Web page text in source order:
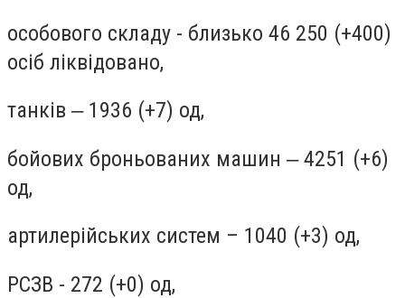
особового складу - близько 46 250 (+400)
осіб ліквідовано,
танків ‒ 1936 (+7) од,
бойових броньованих машин ‒ 4251 (+6)
од,
артилерійських систем – 1040 (+3) од,
РСЗВ - 272 (+0) од,